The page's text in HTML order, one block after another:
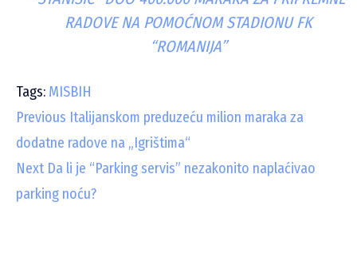
RADOVE NA POMOĆNOM STADIONU FK
“ROMANIJA”
Tags: MISBIH
C
o
n
t
Previous Italijanskom preduzeću milion maraka za
dodatne radove na „Igrištima“
NextDa li je “Parking servis” nezakonito naplaćivao
parking noću?